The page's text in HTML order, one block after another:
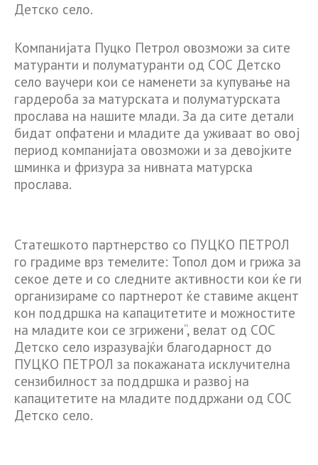
Детско село.
Компанијата Пуцко Петрол овозможи за сите
матуранти и полуматуранти од СОС Детско
село ваучери кои се наменети за купување на
гардероба за матурската и полуматурската
прослава на нашите млади. За да сите детали
бидат опфатени и младите да уживаат во овој
период компанијата овозможи и за девојките
шминка и фризура за нивната матурска
прослава.
Статешкото партнерство со ПУЦКО ПЕТРОЛ
го градиме врз темелите: Топол дом и грижа за
секое дете и со следните активности кои ќе ги
организираме со партнерот ќе ставиме акцент
кон поддршка на капацитетите и можностите
на младите кои се згрижени“, велат од СОС
Детско село изразувајќи благодарност до
ПУЦКО ПЕТРОЛ за покажаната исклучителна
сензибилност за поддршка и развој на
капацитетите на младите поддржани од СОС
Детско село.